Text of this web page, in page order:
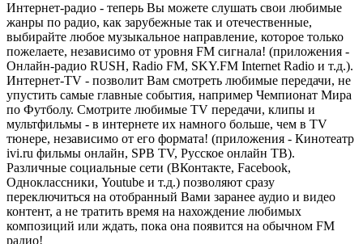
Интернет-радио - теперь Вы можете слушать свои любимые
жанры по радио, как зарубежные так и отечественные,
выбирайте любое музыкальное направление, которое только
пожелаете, независимо от уровня FM сигнала! (приложения -
Онлайн-радио RUSH, Radio FM, SKY.FM Internet Radio и т.д.).
Интернет-TV - позволит Вам смотреть любимые передачи, не
упустить самые главные события, например Чемпионат Мира
по Футболу. Смотрите любимые TV передачи, клипы и
мультфильмы - в интернете их намного больше, чем в TV
тюнере, независимо от его формата! (приложения - Кинотеатр
ivi.ru фильмы онлайн, SPB TV, Русское онлайн ТВ).
Различные социальные сети (ВКонтакте, Facebook,
Одноклассники, Youtube и т.д.) позволяют сразу
переключиться на отобранный Вами заранее аудио и видео
контент, а не тратить время на нахождение любимых
композиций или ждать, пока она появится на обычном FM
радио!